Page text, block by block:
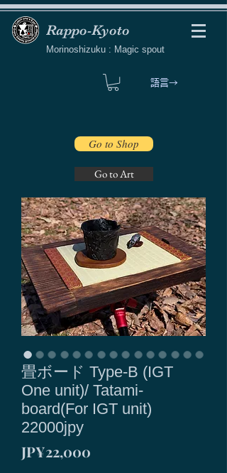
Rappo-Kyoto
Morinoshizuku : Magic spout
語言→
Go to Shop
Go to Art
畳ボード Type-B (IGT
One unit)/ Tatami-
board(For IGT unit)
22000jpy
JP¥22,000